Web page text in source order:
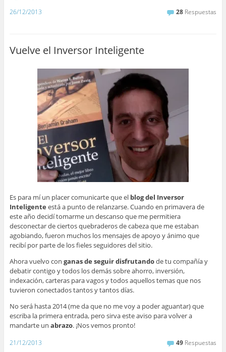
26/12/2013 28 Respuestas
Vuelve el Inversor Inteligente
Es para mí un placer comunicarte que el blog del Inversor
Inteligente está a punto de relanzarse. Cuando en primavera de
este año decidí tomarme un descanso que me permitiera
desconectar de ciertos quebraderos de cabeza que me estaban
agobiando, fueron muchos los mensajes de apoyo y ánimo que
recibí por parte de los fieles seguidores del sitio.
Ahora vuelvo con ganas de seguir disfrutandode tu compañía y
debatir contigo y todos los demás sobre ahorro, inversión,
indexación, carteras para vagos y todos aquellos temas que nos
tuvieron conectados tantos y tantos días.
No será hasta 2014 (me da que no me voy a poder aguantar) que
escriba la primera entrada, pero sirva este aviso para volver a
mandarte un abrazo. ¡Nos vemos pronto!
21/12/2013 49 Respuestas